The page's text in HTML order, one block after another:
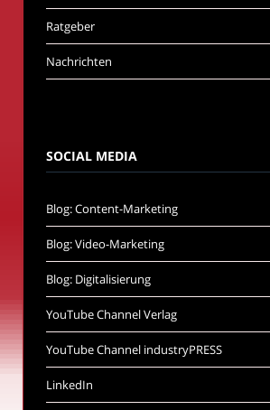
Ratgeber
Nachrichten
SOCIAL MEDIA
Blog: Content-Marketing
Blog: Video-Marketing
Blog: Digitalisierung
YouTube Channel Verlag
YouTube Channel industryPRESS
LinkedIn